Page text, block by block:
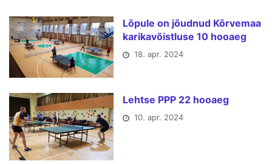
Lõpule on jõudnud Kõrvemaa
karikavõistluse 10 hooaeg
18. apr. 2024
Lehtse PPP 22 hooaeg
10. apr. 2024